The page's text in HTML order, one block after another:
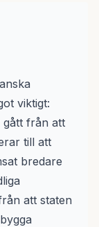
viktigt:
gått från att
till att
bredare
att staten